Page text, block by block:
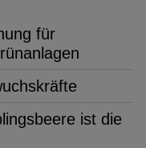
für
ist die